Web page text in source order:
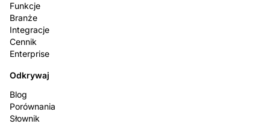
Funkcje
Branże
Integracje
Cennik
Enterprise
Odkrywaj
Blog
Porównania
Słownik